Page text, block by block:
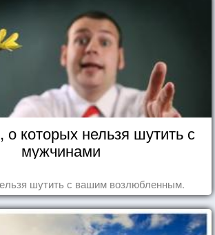
о которых нельзя шутить с
мужчинами
шутить с вашим возлюбленным.